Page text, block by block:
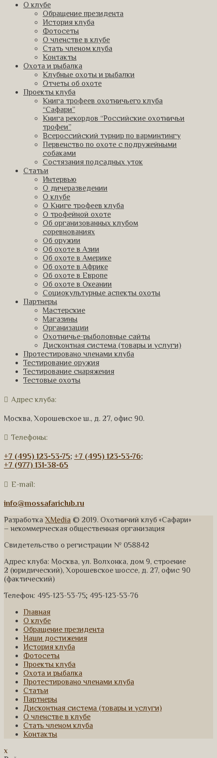
О клубе
Обращение президента
История клуба
Фотосеты
О членстве в клубе
Стать членом клуба
Контакты
Охота и рыбалка
Клубные охоты и рыбалки
Отчеты об охоте
Проекты клуба
Книга трофеев охотничьего клуба
“Сафари”
Книга рекордов “Российские охотничьи
трофеи”
Всероссийский турнир по варминтингу
Первенство по охоте с подружейными
собаками
Состязания подсадных уток
Статьи
Интервью
О дичеразведении
О клубе
О Книге трофеев клуба
О трофейной охоте
Об организованных клубом
соревнованиях
Об оружии
Об охоте в Азии
Об охоте в Америке
Об охоте в Африке
Об охоте в Европе
Об охоте в Океании
Социокультурные аспекты охоты
Партнеры
Мастерские
Магазины
Организации
Охотничье-рыболовные сайты
Дисконтная система (товары и услуги)
Протестировано членами клуба
Тестирование оружия
Тестирование снаряжения
Тестовые охоты
Адрес клуба:
Москва, Хорошевское ш., д. 27, офис 90.
Телефоны:
+7 (495) 123-53-75; +7 (495) 123-53-76;
+7 (977) 131-38-65
E-mail:
info@mossafariclub.ru
Разработка XMedia © 2019. Охотничий клуб «Сафари»
– некоммерческая общественная организация
Свидетельство о регистрации № 058842
Адрес клуба: Москва, ул. Волхонка, дом 9, строение
2 (юридический), Хорошевское шоссе, д. 27, офис 90
(фактический)
Телефон: 495-123-53-75; 495-123-53-76
Главная
О клубе
Обращение президента
Наши достижения
История клуба
Фотосеты
Проекты клуба
Охота и рыбалка
Протестировано членами клуба
Статьи
Партнеры
Дисконтная система (товары и услуги)
О членстве в клубе
Стать членом клуба
Контакты
x